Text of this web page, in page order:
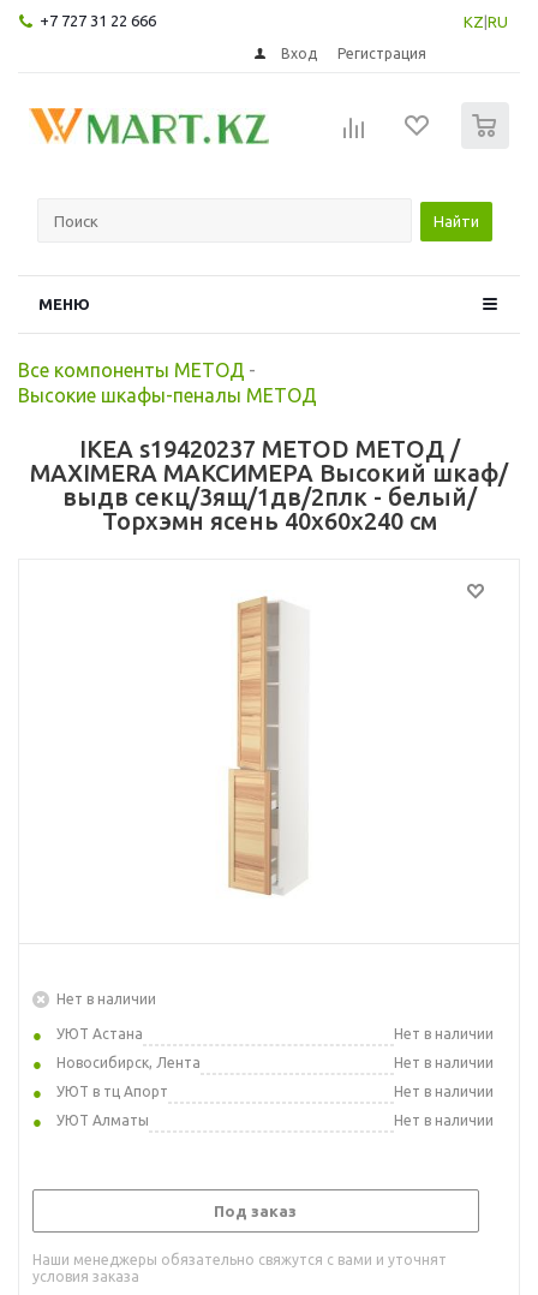
+7 727 31 22 666 KZ RU
Вход Регистрация
Найти
МЕНЮ
Все компоненты МЕТОД -
Высокие шкафы-пеналы МЕТОД
IKEA s19420237 METOD МЕТОД /
MAXIMERA МАКСИМЕРА Высокий шкаф/
выдв секц/3ящ/1дв/2плк - белый/
Торхэмн ясень 40x60x240 см
Нет в наличии
УЮТ Астана
Нет в наличии
Новосибирск, Лента
Нет в наличии
УЮТ в тц Апорт
Нет в наличии
УЮТ Алматы
Нет в наличии
Под заказ
Наши менеджеры обязательно свяжутся с вами и уточнят
условия заказа